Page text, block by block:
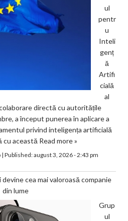
ul
pentr
u
Inteli
genț
ă
Artifi
cială
al
directă cu autoritățile
a început punerea în aplicare a
privind inteligența artificială
cu această Read more »
| Published:august 3, 2026 - 2:43 pm
cea mai valoroasă companie
din lume
Grup
ul